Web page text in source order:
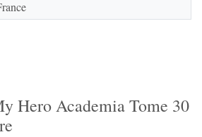
Hero Academia Tome 30